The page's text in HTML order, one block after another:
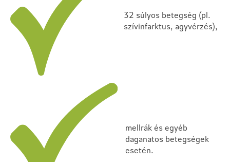
32 súlyos betegség (pl.
szívinfarktus, agyvérzés),
mellrák és egyéb
daganatos betegségek
esetén.